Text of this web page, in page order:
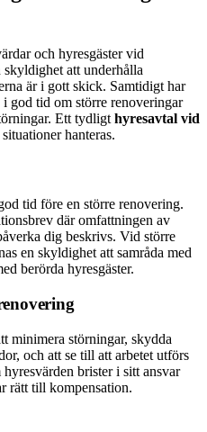
och hyresgäster vid
att underhålla
är i gott skick. Samtidigt har
god tid om större renoveringar
Ett tydligt hyresavtal vid
hanteras.
tid före en större renovering.
där omfattningen av
dig beskrivs. Vid större
en skyldighet att samråda med
berörda hyresgäster.
minimera störningar, skydda
och att se till att arbetet utförs
brister i sitt ansvar
rätt till kompensation.